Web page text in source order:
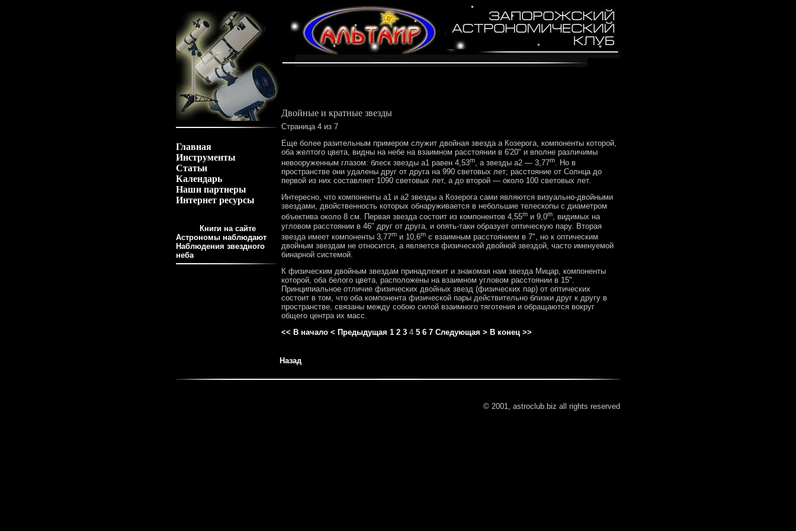
Главная
Инструменты
Статьи
Календарь
Наши партнеры
Интернет ресурсы
Книги на сайте
Астрономы наблюдают
Наблюдения звездного
неба
Двойные и кратные звезды
Страница 4 из 7
Еще более разительным примером служит двойная звезда а Козерога, компоненты которой,
оба желтого цвета, видны на небе на взаимном расстоянии в 6'20" и вполне различимы
невооруженным глазом: блеск звезды а1 равен 4,53m, а звезды а2 — 3,77m. Но в
пространстве они удалены друг от друга на 990 световых лет; расстояние от Солнца до
первой из них составляет 1090 световых лет, а до второй — около 100 световых лет.
Интересно, что компоненты а1 и а2 звезды а Козерога сами являются визуально-двойными
звездами, двойственность которых обнаруживается в небольшие телескопы с диаметром
объектива около 8 см. Первая звезда состоит из компонентов 4,55m и 9,0m, видимых на
угловом расстоянии в 46" друг от друга, и опять-таки образует оптическую пару. Вторая
звезда имеет компоненты 3,77m и 10,6m с взаимным расстоянием в 7", но к оптическим
двойным звездам не относится, а является физической двойной звездой, часто именуемой
бинарной системой.
К физическим двойным звездам принадлежит и знакомая нам звезда Мицар, компоненты
которой, оба белого цвета, расположены на взаимном угловом расстоянии в 15".
Принципиальное отличие физических двойных звезд (физических пар) от оптических
состоит в том, что оба компонента физической пары действительно близки друг к другу в
пространстве, связаны между собою силой взаимного тяготения и обращаются вокруг
общего центра их масс.
<< В начало < Предыдущая 1 2 3 4 5 6 7 Следующая > В конец >>
Назад
© 2001, astroclub.biz all rights reserved